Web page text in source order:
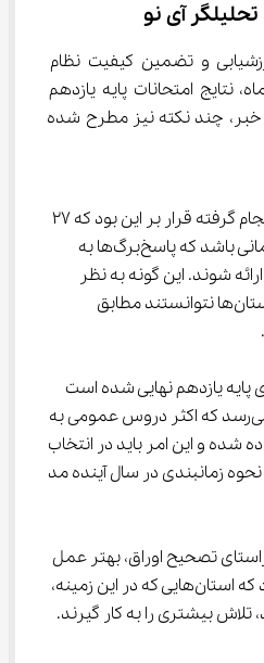
آی نو
و تضمین کیفیت نظام
نتایج امتحانات پایه یازدهم
این خبر، چند نکته نیز مطرح شده
خرداد ماه، حداکثر زمانی باشد که پاسخ‌برگ‌ها به
شوند. این گونه به نظر
می‌رسد که برخی از استان‌ها نتوانستند مطابق
پاسخ‌برگ‌های پایه یازدهم نهایی شده است
اما این گونه به نظر می‌رسد که اکثر دروس عمومی به
شده و این امر باید در انتخاب
زمانبندی در سال آینده مد
در راستای تصحیح اوراق، بهتر عمل
کردند و انتظار می‌رود که استان‌هایی که در این زمینه،
بیشتری را به کار گیرند.